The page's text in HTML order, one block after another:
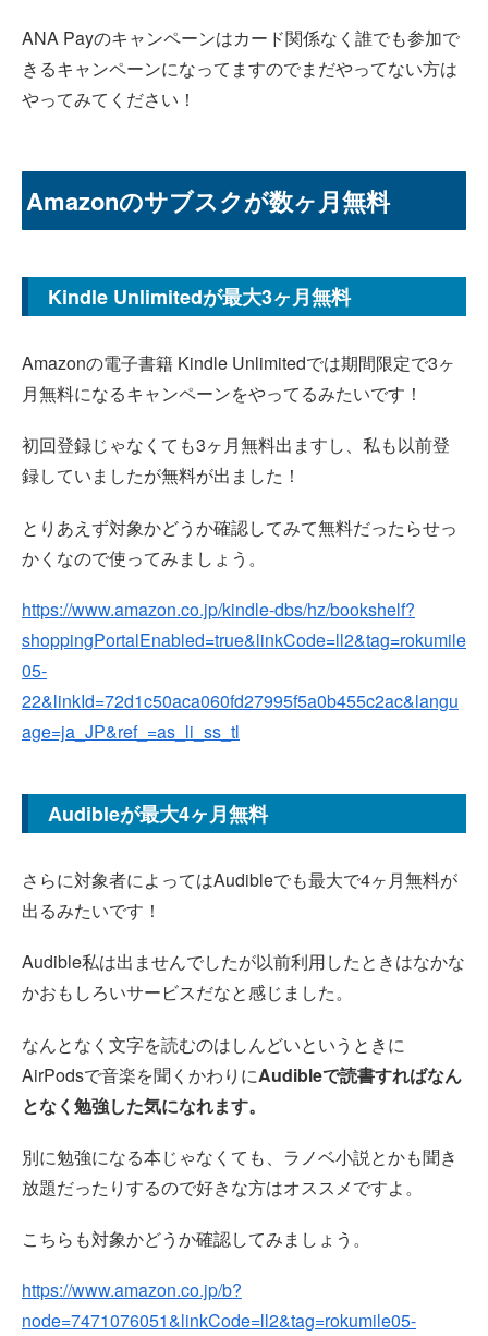
ANA Payのキャンペーンはカード関係なく誰でも参加で
きるキャンペーンになってますのでまだやってない方は
やってみてください！
Amazonのサブスクが数ヶ月無料
Kindle Unlimitedが最大3ヶ月無料
Amazonの電子書籍 Kindle Unlimitedでは期間限定で3ヶ
月無料になるキャンペーンをやってるみたいです！
初回登録じゃなくても3ヶ月無料出ますし、私も以前登
録していましたが無料が出ました！
とりあえず対象かどうか確認してみて無料だったらせっ
かくなので使ってみましょう。
https://www.amazon.co.jp/kindle-dbs/hz/bookshelf?
shoppingPortalEnabled=true&linkCode=ll2&tag=rokumile
05-
22&linkId=72d1c50aca060fd27995f5a0b455c2ac&langu
age=ja_JP&ref_=as_li_ss_tl
Audibleが最大4ヶ月無料
さらに対象者によってはAudibleでも最大で4ヶ月無料が
出るみたいです！
Audible私は出ませんでしたが以前利用したときはなかな
かおもしろいサービスだなと感じました。
なんとなく文字を読むのはしんどいというときに
AirPodsで音楽を聞くかわりにAudibleで読書すればなん
となく勉強した気になれます。
別に勉強になる本じゃなくても、ラノベ小説とかも聞き
放題だったりするので好きな方はオススメですよ。
こちらも対象かどうか確認してみましょう。
https://www.amazon.co.jp/b?
node=7471076051&linkCode=ll2&tag=rokumile05-